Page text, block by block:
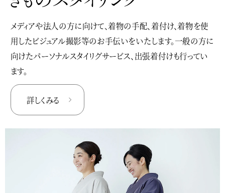
メディアや法人の方に向けて、着物の手配、着付け、着物を使
用したビジュアル撮影等のお手伝いをいたします。一般の方に
向けたパーソナルスタイリグサービス、出張着付けも行ってい
ます。
詳しくみる